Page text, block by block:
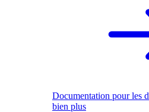
Documentation pour les
bien plus